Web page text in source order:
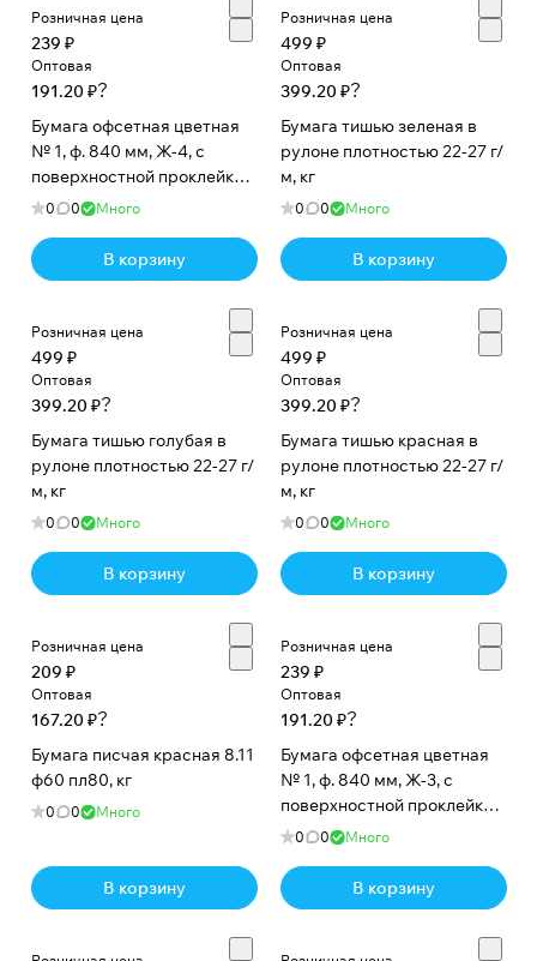
т
н
а
я
Розничная цена
239 ₽
Оптовая
191.20 ₽?
Бумага офсетная цветная
№ 1, ф. 840 мм, Ж-4, с
поверхностной проклейкой,
80 г/м2. Желтый интенсив,
0 0 Много
В корзину
Розничная цена
499 ₽
Оптовая
399.20 ₽?
Бумага тишью зеленая в
рулоне плотностью 22-27 г/
м, кг
0 0 Много
В корзину
Розничная цена
499 ₽
Оптовая
399.20 ₽?
Бумага тишью голубая в
рулоне плотностью 22-27 г/
м, кг
0 0 Много
В корзину
Розничная цена
499 ₽
Оптовая
399.20 ₽?
Бумага тишью красная в
рулоне плотностью 22-27 г/
м, кг
0 0 Много
В корзину
Розничная цена
209 ₽
Оптовая
167.20 ₽?
Бумага писчая красная 8.11
ф60 пл80, кг
0 0 Много
В корзину
Розничная цена
239 ₽
Оптовая
191.20 ₽?
Бумага офсетная цветная
№ 1, ф. 840 мм, Ж-3, с
поверхностной проклейкой,
80 г/м2. Желтый горчичный,
0 0 Много
В корзину